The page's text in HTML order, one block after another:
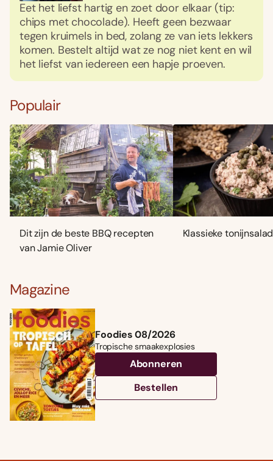
Eet het liefst hartig en zoet door elkaar (tip:
chips met chocolade). Heeft geen bezwaar
tegen kruimels in bed, zolang ze van iets lekkers
komen. Bestelt altijd wat ze nog niet kent en wil
het liefst van iedereen een hapje proeven.
Populair
Dit zijn de beste BBQ recepten
van Jamie Oliver
Klassieke
Magazine
Foodies 08/2026
Tropische smaakexplosies
Abonneren
Bestellen